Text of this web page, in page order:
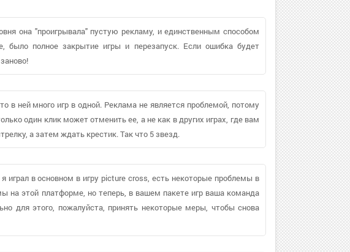
она "проигрывала" пустую рекламу, и единственным способом
было полное закрытие игры и перезапуск. Если ошибка будет
в ней много игр в одной. Реклама не является проблемой, потому
один клик может отменить ее, а не как в других играх, где вам
а затем ждать крестик. Так что 5 звезд.
играл в основном в игру picture cross, есть некоторые проблемы в
на этой платформе, но теперь, в вашем пакете игр ваша команда
для этого, пожалуйста, принять некоторые меры, чтобы снова